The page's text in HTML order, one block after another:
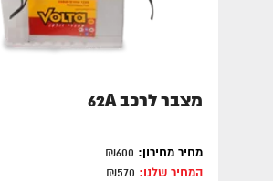
מצבר לרכב 62A
מחיר מחירון:
המחיר שלנו: